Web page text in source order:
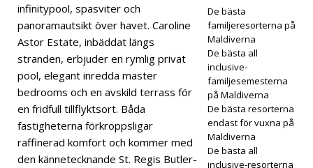
ivern
pre
infinitypool, spasviter och
panoramautsikt över havet. Caroline
Astor Estate, inbäddat längs
stranden, erbjuder en rymlig privat
pool, elegant inredda master
bedrooms och en avskild terrass för
en fridfull tillflyktsort. Båda
fastigheterna förkroppsligar
raffinerad komfort och kommer med
den kännetecknande St. Regis Butler-
De bästa
familjeresorterna på
Maldiverna
De bästa all
inclusive-
familjesemesterna
på Maldiverna
De bästa resorterna
endast för vuxna på
Maldiverna
De bästa all
inclusive-resorterna